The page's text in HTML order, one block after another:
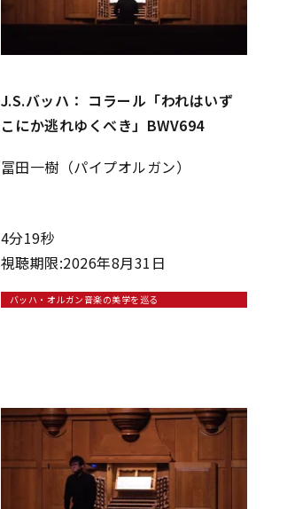
J.S.バッハ： コラール「われはいず
こにか逃れゆくべき」BWV694
冨田一樹（パイプオルガン）
4分19秒
視聴期限:2026年8月31日
バッハ・オルガン音楽の美学を巡る